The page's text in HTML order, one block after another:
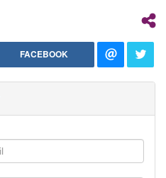
FACEBOOK